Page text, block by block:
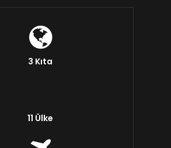
3 Kıta
11 Ülke